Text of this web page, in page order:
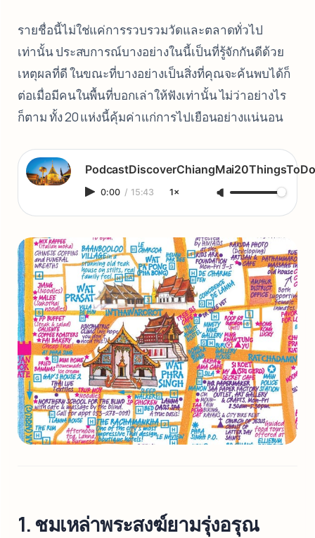
รายชื่อนี้ไม่ใช่แค่การรวบรวมวัดและตลาดทั่วไป
เท่านั้น ประสบการณ์บางอย่างในนี้เป็นที่รู้จักกันดีด้วย
เหตุผลที่ดี ในขณะที่บางอย่างเป็นสิ่งที่คุณจะค้นพบได้ก็
ต่อเมื่อมีคนในพื้นที่บอกเล่าให้ฟังเท่านั้น ไม่ว่าอย่างไร
ก็ตาม ทั้ง 20 แห่งนี้คุ้มค่าแก่การไปเยือนอย่างแน่นอน
PodcastDiscoverChiangMai20ThingsToDo
0:00 / 15:43 1×
1. ชมเหล่าพระสงฆ์ยามรุ่งอรุณ